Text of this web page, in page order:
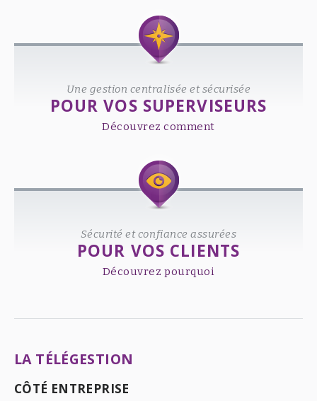
Une gestion centralisée et sécurisée
POUR VOS SUPERVISEURS
Découvrez comment
Sécurité et confiance assurées
POUR VOS CLIENTS
Découvrez pourquoi
LA TÉLÉGESTION
CÔTÉ ENTREPRISE